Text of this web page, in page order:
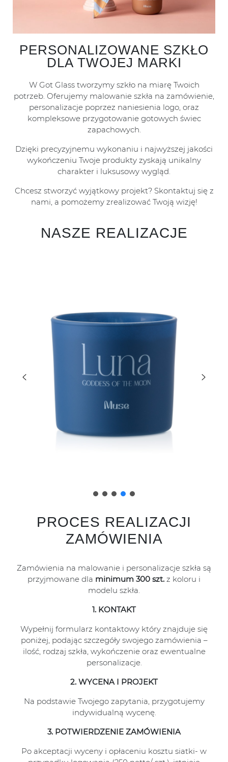
PERSONALIZOWANE SZKŁO
DLA TWOJEJ MARKI
W Got Glass tworzymy szkło na miarę Twoich
potrzeb. Oferujemy malowanie szkła na zamówienie,
personalizacje poprzez naniesienia logo, oraz
kompleksowe przygotowanie gotowych świec
zapachowych.
Dzięki precyzyjnemu wykonaniu i najwyższej jakości
wykończeniu Twoje produkty zyskają unikalny
charakter i luksusowy wygląd.
Chcesz stworzyć wyjątkowy projekt? Skontaktuj się z
nami, a pomożemy zrealizować Twoją wizję!
NASZE REALIZACJE
PROCES REALIZACJI
ZAMÓWIENIA
Zamówienia na malowanie i personalizacje szkła są
przyjmowane dla minimum 300 szt. z koloru i
modelu szkła.
1. KONTAKT
Wypełnij formularz kontaktowy który znajduje się
poniżej, podając szczegóły swojego zamówienia –
ilość, rodzaj szkła, wykończenie oraz ewentualne
personalizacje.
2. WYCENA I PROJEKT
Na podstawie Twojego zapytania, przygotujemy
indywidualną wycenę.
3. POTWIERDZENIE ZAMÓWIENIA
Po akceptacji wyceny i opłaceniu kosztu siatki- w